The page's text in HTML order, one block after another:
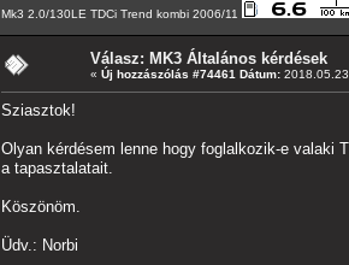
Mk3 2.0/130LE TDCi Trend kombi 2006/11
Válasz: MK3 Általános kérdések
« Új hozzászólás #74461 Dátum:
Sziasztok!
Olyan kérdésem lenne hogy foglalkozik-e valaki
a tapasztalatait.
Köszönöm.
Üdv.: Norbi